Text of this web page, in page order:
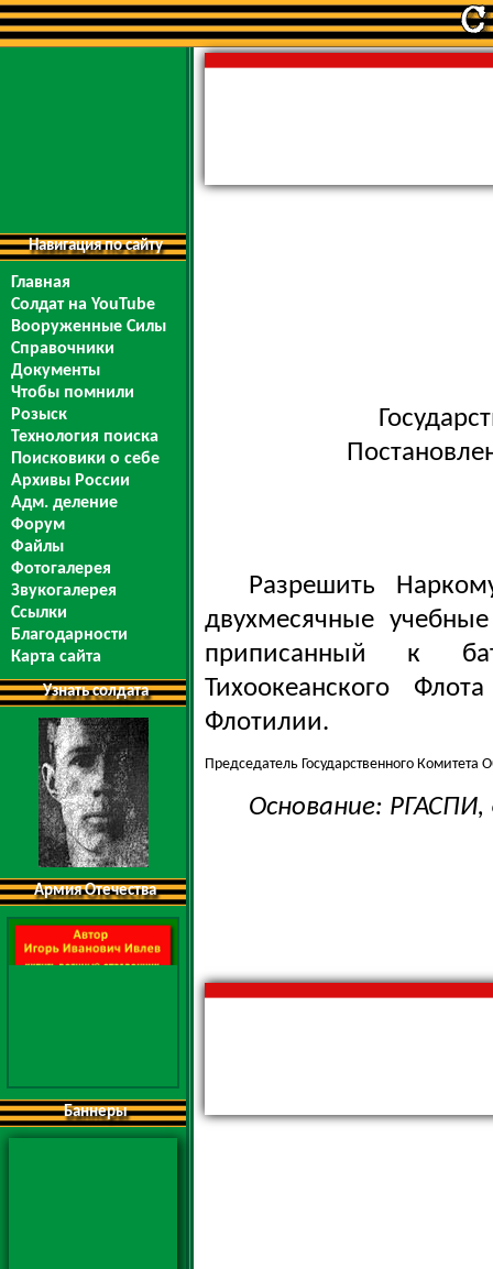
Навигация по сайту
Главная
Солдат на YouTube
Вооруженные Силы
Справочники
Документы
Чтобы помнили
Розыск
Технология поиска
Поисковики о себе
Архивы России
Адм. деление
Форум
Файлы
Фотогалерея
Звукогалерея
Ссылки
Благодарности
Карта сайта
Узнать солдата
Армия Отечества
Баннеры
Разрешить
двухмесячные
приписанный к
Тихоокеанского
Флотилии.
Председатель Государственного Комитета
Основание: